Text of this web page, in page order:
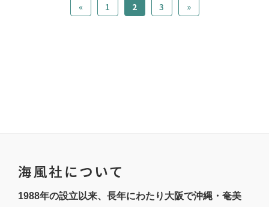
« 1 2 3 »
海風社について
1988年の設立以来、長年にわたり大阪で沖縄・奄美